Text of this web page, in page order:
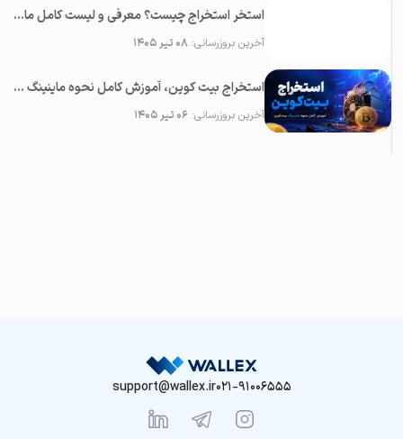
استخر استخراج چیست؟ معرفی و لیست کامل ماینینگ پول ها (Mining Pool)
آخرین بروزرسانی:۰۸ تیر ۱۴۰۵
استخراج بیت کوین، آموزش کامل نحوه ماینینگ بیت کوین
آخرین بروزرسانی: ۰۶ تیر ۱۴۰۵
021-91006555
support@wallex.ir